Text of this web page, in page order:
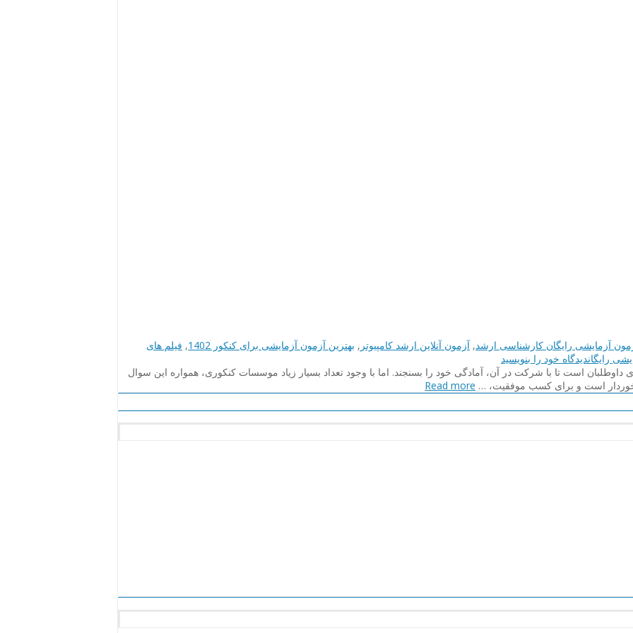
آزمایشی رایگان کارشناسی ارشد,آزمون آنلاین ارشد کامپیوتر , بهترین آزمون آزمایشی برای کنکور 1402 , فیلم های
رایگاندیدگاه خود را on
آزمون
های
آزمایشی
مرکز
بنویسید
است تا با شرکت در آن، آمادگی خود را بسنجند. اما با وجود تعداد بسیار زیاد موسسات کنکوری، همواره این سوال
است و برای کسب موفقیت، … Read more